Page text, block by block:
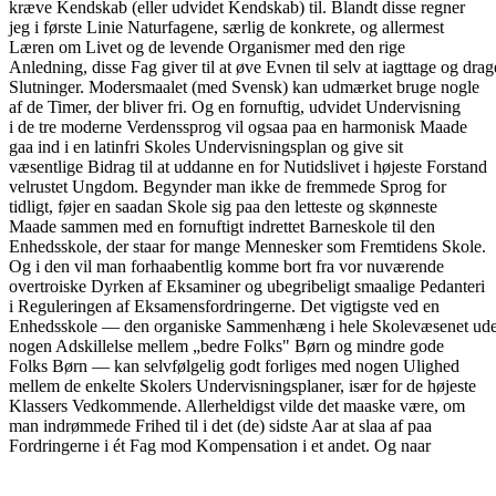
kræve Kendskab (eller udvidet Kendskab) til. Blandt disse regner
jeg i første Linie Naturfagene, særlig de konkrete, og allermest
Læren om Livet og de levende Organismer med den rige
Anledning, disse Fag giver til at øve Evnen til selv at iagttage og
Slutninger. Modersmaalet (med Svensk) kan udmærket bruge nogle
af de Timer, der bliver fri. Og en fornuftig, udvidet Undervisning
i de tre moderne Verdenssprog vil ogsaa paa en harmonisk Maade
gaa ind i en latinfri Skoles Undervisningsplan og give sit
væsentlige Bidrag til at uddanne en for Nutidslivet i højeste Forstand
velrustet Ungdom. Begynder man ikke de fremmede Sprog for
tidligt, føjer en saadan Skole sig paa den letteste og skønneste
Maade sammen med en fornuftigt indrettet Barneskole til den
Enhedsskole, der staar for mange Mennesker som Fremtidens Skole.
Og i den vil man forhaabentlig komme bort fra vor nuværende
overtroiske Dyrken af Eksaminer og ubegribeligt smaalige Pedanteri
i Reguleringen af Eksamensfordringerne. Det vigtigste ved en
Enhedsskole — den organiske Sammenhæng i hele Skolevæsenet
nogen Adskillelse mellem „bedre Folks" Børn og mindre gode
Folks Børn — kan selvfølgelig godt forliges med nogen Ulighed
mellem de enkelte Skolers Undervisningsplaner, især for de højeste
Klassers Vedkommende. Allerheldigst vilde det maaske være, om
man indrømmede Frihed til i det (de) sidste Aar at slaa af paa
Fordringerne i ét Fag mod Kompensation i et andet. Og naar